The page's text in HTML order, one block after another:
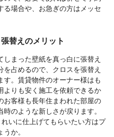
る場合や、お急ぎの方はメッセ
替えのメリット
まった壁紙を真っ白に張替え
占めるので、クロスを張替え
。賃貸物件のオーナー様はも
よりも安く施工を依頼できるか
お客様も長年住まわれた部屋の
のような新しさが戻ります。
いに仕上げてもらいたい方はプ
か。